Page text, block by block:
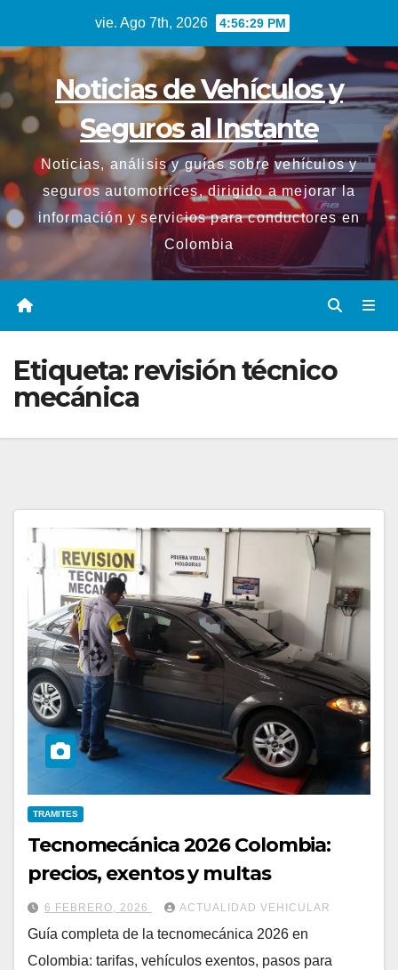
contenido
vie. Ago 7th, 2026 4:56:30 PM
Noticias de Vehículos y
Seguros al Instante
Noticias, análisis y guías sobre vehículos y
seguros automotrices, dirigido a mejorar la
información y servicios para conductores en
Colombia
Etiqueta: revisión técnico
mecánica
TRAMITES
Tecnomecánica 2026 Colombia:
precios, exentos y multas
6 FEBRERO, 2026 ACTUALIDAD VEHICULAR
Guía completa de la tecnomecánica 2026 en
Colombia: tarifas, vehículos exentos, pasos para